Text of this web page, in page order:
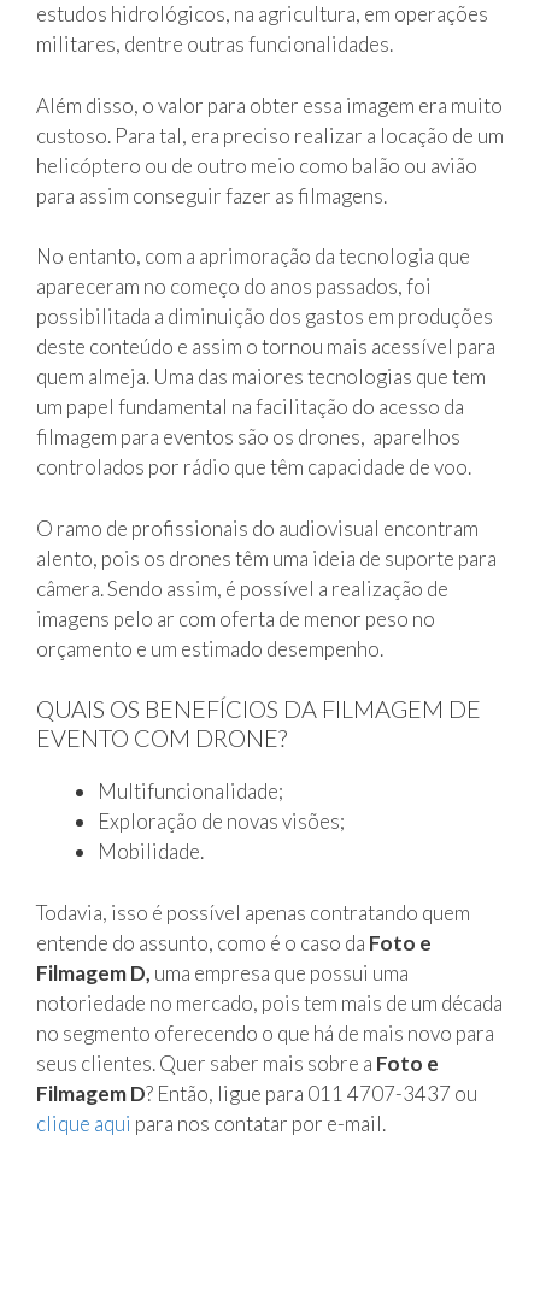
estudos hidrológicos, na agricultura, em operações
militares, dentre outras funcionalidades.
Além disso, o valor para obter essa imagem era muito
custoso. Para tal, era preciso realizar a locação de um
helicóptero ou de outro meio como balão ou avião
para assim conseguir fazer as filmagens.
No entanto, com a aprimoração da tecnologia que
apareceram no começo do anos passados, foi
possibilitada a diminuição dos gastos em produções
deste conteúdo e assim o tornou mais acessível para
quem almeja. Uma das maiores tecnologias que tem
um papel fundamental na facilitação do acesso da
filmagem para eventos são os drones, aparelhos
controlados por rádio que têm capacidade de voo.
O ramo de profissionais do audiovisual encontram
alento, pois os drones têm uma ideia de suporte para
câmera. Sendo assim, é possível a realização de
imagens pelo ar com oferta de menor peso no
orçamento e um estimado desempenho.
QUAIS OS BENEFÍCIOS DA FILMAGEM DE
EVENTO COM DRONE?
Multifuncionalidade;
Exploração de novas visões;
Mobilidade.
Todavia, isso é possível apenas contratando quem
entende do assunto, como é o caso da Foto e
Filmagem D, uma empresa que possui uma
notoriedade no mercado, pois tem mais de um década
no segmento oferecendo o que há de mais novo para
seus clientes. Quer saber mais sobre a Foto e
Filmagem D? Então, ligue para 011 4707-3437 ou
clique aqui para nos contatar por e-mail.